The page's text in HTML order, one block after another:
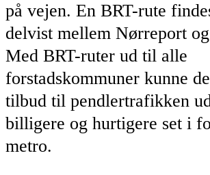
på vejen. En BRT-rute
delvist mellem Nørreport
Med BRT-ruter ud til alle
forstadskommuner kunne
tilbud til pendlertrafikken
billigere og hurtigere set i
metro.